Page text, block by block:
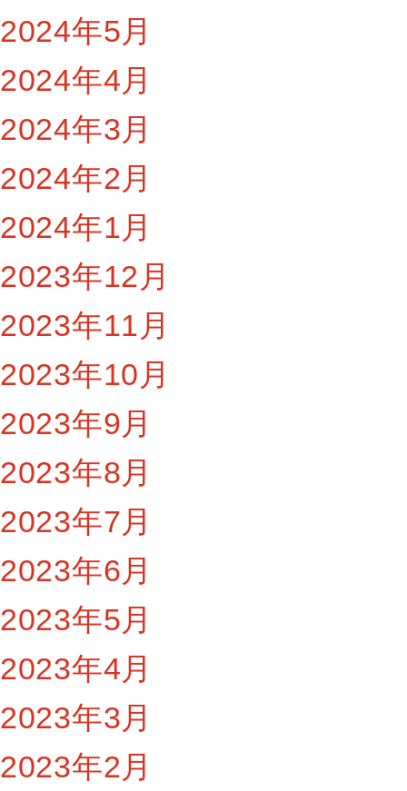
2024年5月
2024年4月
2024年3月
2024年2月
2024年1月
2023年12月
2023年11月
2023年10月
2023年9月
2023年8月
2023年7月
2023年6月
2023年5月
2023年4月
2023年3月
2023年2月